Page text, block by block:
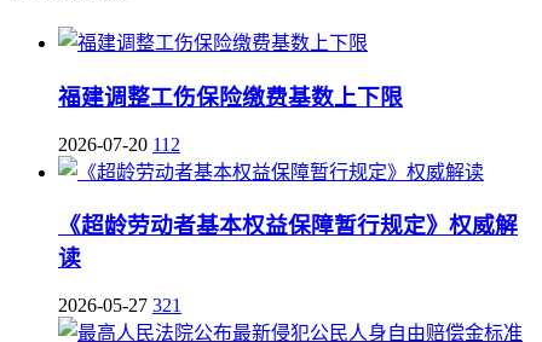
福建调整工伤保险缴费基数上下限
2026-07-20 112
《超龄劳动者基本权益保障暂行规定》权威解
读
2026-05-27 321